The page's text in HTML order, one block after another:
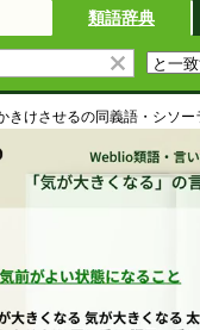
類語辞典
きけさせるの同義語・シソー